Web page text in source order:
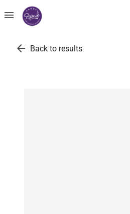
menu
arrow_back Back to results